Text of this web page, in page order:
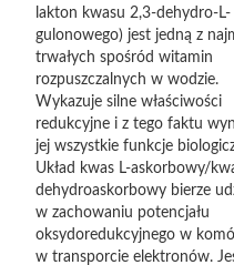
lakton kwasu 2,3-dehydro-L-
gulonowego) jest jedną z
trwałych spośród witamin
rozpuszczalnych w wodzie.
Wykazuje silne właściwości
redukcyjne i z tego faktu
jej wszystkie funkcje
Układ kwas L-askorbowy/
dehydroaskorbowy bierze
w zachowaniu potencjału
oksydoredukcyjnego w
w transporcie elektronów.